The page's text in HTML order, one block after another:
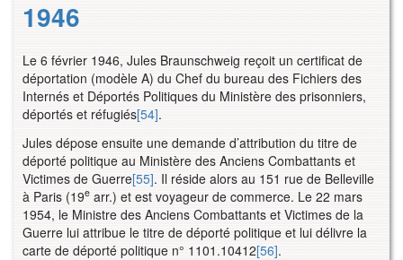
1946
Le 6 février 1946, Jules Braunschweig reçoit un certificat de
déportation (modèle A) du Chef du bureau des Fichiers des
Internés et Déportés Politiques du Ministère des prisonniers,
déportés et réfugiés[54].
Jules dépose ensuite une demande d’attribution du titre de
déporté politique au Ministère des Anciens Combattants et
Victimes de Guerre[55]. Il réside alors au 151 rue de Belleville
à Paris (19e arr.) et est voyageur de commerce. Le 22 mars
1954, le Ministre des Anciens Combattants et Victimes de la
Guerre lui attribue le titre de déporté politique et lui délivre la
carte de déporté politique n° 1101.10412[56].